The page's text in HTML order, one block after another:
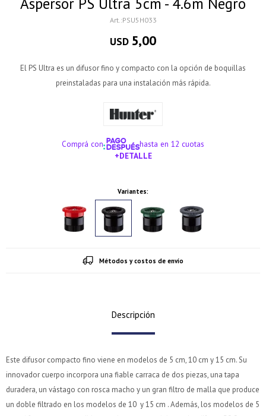
PSU5H033
USD 5,00
El PS Ultra es un difusor fino y compacto con la opción de boquillas
preinstaladas para una instalación más rápida.
Comprá con
hasta en 12 cuotas
+DETALLE
Variantes:
Métodos y costos de envío
Descripción
Este difusor compacto fino viene en modelos de 5 cm, 10 cm y 15 cm. Su
innovador cuerpo incorpora una fiable carraca de dos piezas, una tapa
duradera, un vástago con rosca macho y un gran filtro de malla que produce
un doble filtrado en los modelos de 10 y 15 cm . Además, los modelos de 5